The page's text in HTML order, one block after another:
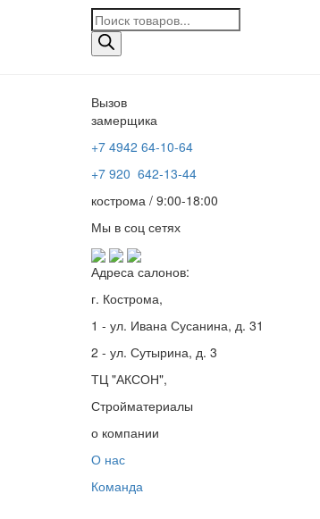
Поиск
товаров
Вызов
замерщика
+7 4942 64-10-64
+7 920 642-13-44
кострома / 9:00-18:00
Мы в соц сетях
Адреса салонов:
г. Кострома,
1 - ул. Ивана Сусанина, д. 31
2 - ул. Сутырина, д. 3
ТЦ "АКСОН",
Стройматериалы
о компании
О нас
Команда